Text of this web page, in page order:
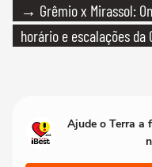
→ Grêmio x Mirassol:
horário e escalações da
Ajude o Terra a